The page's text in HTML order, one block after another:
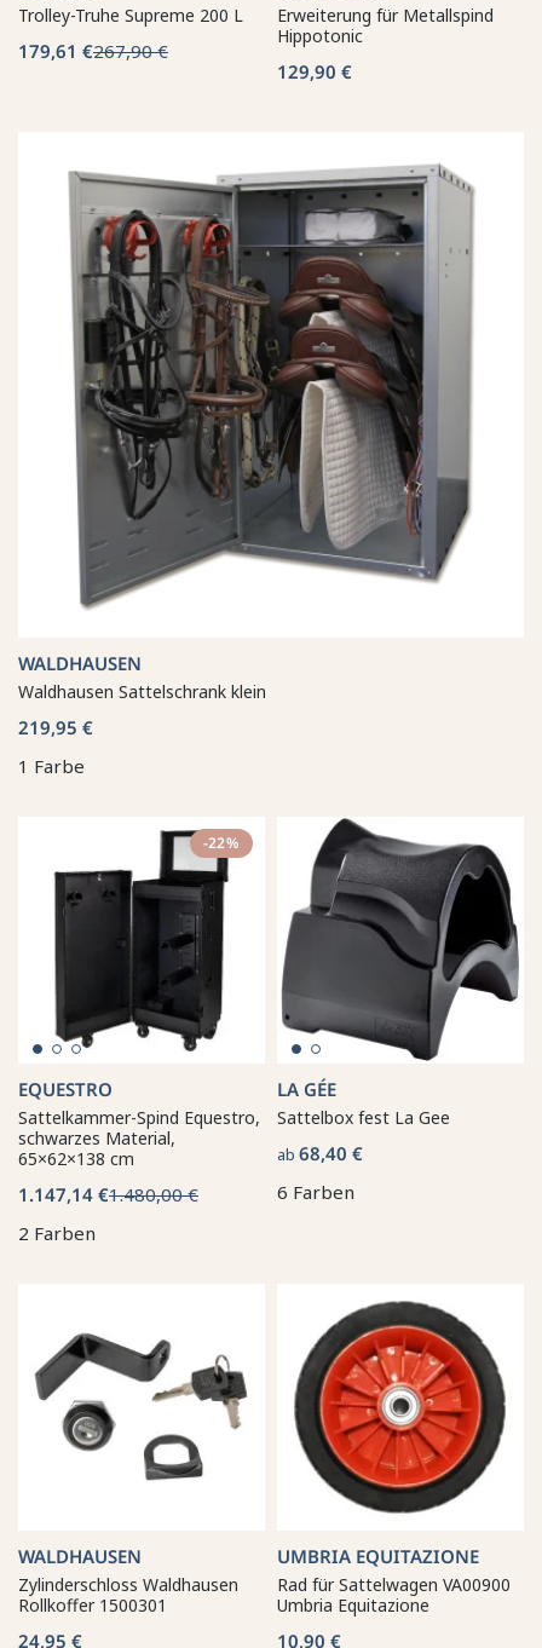
Trolley-Truhe Supreme 200 L
179,61 €267,90 €
Erweiterung für Metallspind
Hippotonic
129,90 €
WALDHAUSEN
Waldhausen Sattelschrank klein
219,95 €
1 Farbe
-22%
EQUESTRO
Sattelkammer-Spind Equestro,
schwarzes Material,
65×62×138 cm
1.147,14 €1.480,00 €
2 Farben
LA GÉE
Sattelbox fest La Gee
ab 68,40 €
6 Farben
WALDHAUSEN
Zylinderschloss Waldhausen
Rollkoffer 1500301
24,95 €
UMBRIA EQUITAZIONE
Rad für Sattelwagen VA00900
Umbria Equitazione
10,90 €